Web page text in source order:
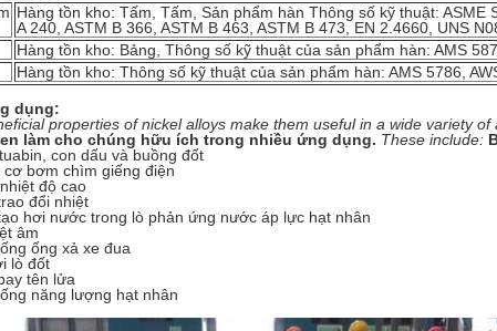
Hàng tồn kho: Tấm, Tấm, Sản phẩm hàn Thông số kỹ thuật: ASME
A 240, ASTM B 366, ASTM B 463, ASTM B 473, EN 2.4660, UNS
Hàng tồn kho: Bảng, Thông số kỹ thuật của sản phẩm hàn: AMS
Hàng tồn kho: Thông số kỹ thuật của sản phẩm hàn: AMS 5786,
dụng:
properties of nickel alloys make them useful in a wide variety of
làm cho chúng hữu ích trong nhiều ứng dụng. These include:
con dấu và buồng đốt
bơm chìm giếng điện
độ cao
đổi nhiệt
hơi nước trong lò phản ứng nước áp lực hạt nhân
âm
ống xả xe đua
lò đốt
tên lửa
năng lượng hạt nhân